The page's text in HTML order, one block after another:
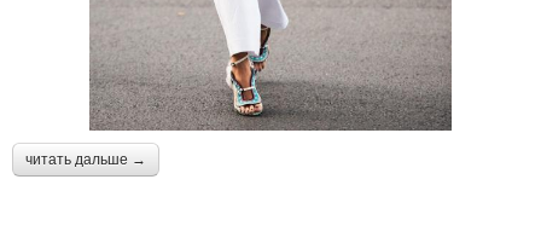
читать дальше →